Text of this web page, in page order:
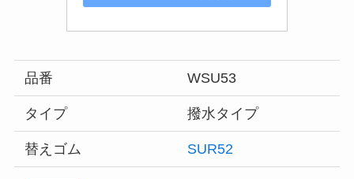
品番 WSU53
タイプ 撥水タイプ
替えゴム SUR52